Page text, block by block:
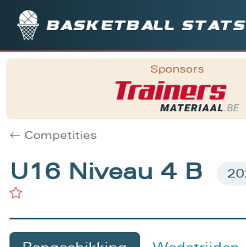
Basketball stats
Sponsors
Competities
U16 Niveau 4 B